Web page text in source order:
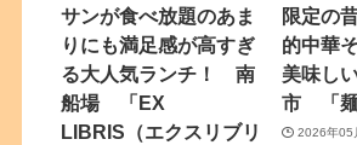
サンが食べ放題のあま
りにも満足感が高すぎ
る大人気ランチ！ 南
船場 「EX
LIBRIS（エクスリブリ
限定の
的中華
美味し
市 「麺
2026年05